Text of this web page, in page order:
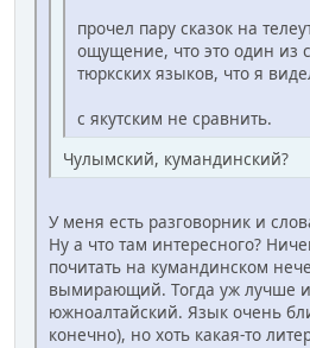
прочел пару сказок на
ощущение, что это один из
тюркских языков, что я
с якутским не сравнить.
Чулымский, кумандинский?
У меня есть разговорник и
Ну а что там интересного?
почитать на кумандинском
вымирающий. Тогда уж лучше
южноалтайский. Язык очень
конечно), но хоть какая-то